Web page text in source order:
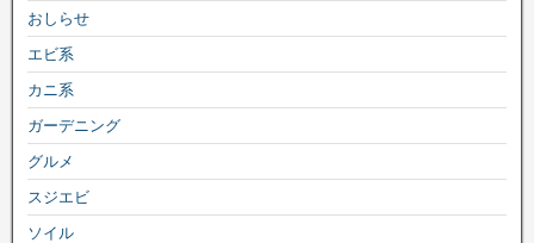
おしらせ
エビ系
カニ系
ガーデニング
グルメ
スジエビ
ソイル